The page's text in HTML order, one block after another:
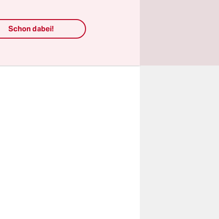
gebrannt
Schon dabei!